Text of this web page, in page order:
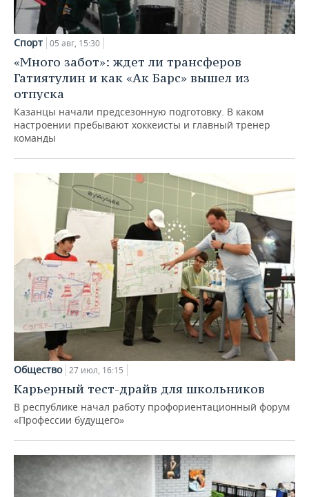
Спорт 05 авг, 15:30
«Много забот»: ждет ли трансферов
Гатиятулин и как «Ак Барс» вышел из
отпуска
Казанцы начали предсезонную подготовку. В каком
настроении пребывают хоккеисты и главный тренер
команды
Общество 27 июл, 16:15
Карьерный тест-драйв для школьников
В республике начал работу профориентационный форум
«Профессии будущего»